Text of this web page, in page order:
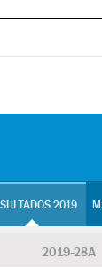
2019
2019-28A